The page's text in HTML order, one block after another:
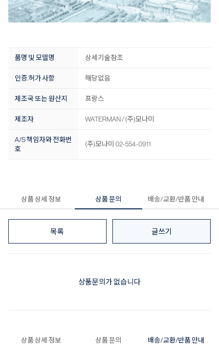
품명 및 모델명 상세기술참조
인증.허가 사항 해당없음
제조국 또는 원산지 프랑스
제조자 WATERMAN / (주)모나미
A/S 책임자와 전화번
호
(주)모나미 02-554-0911
상품 상세 정보 상품 문의 배송/교환/반품 안내
목록 글쓰기
상품문의가 없습니다
상품 상세 정보 상품 문의 배송/교환/반품 안내